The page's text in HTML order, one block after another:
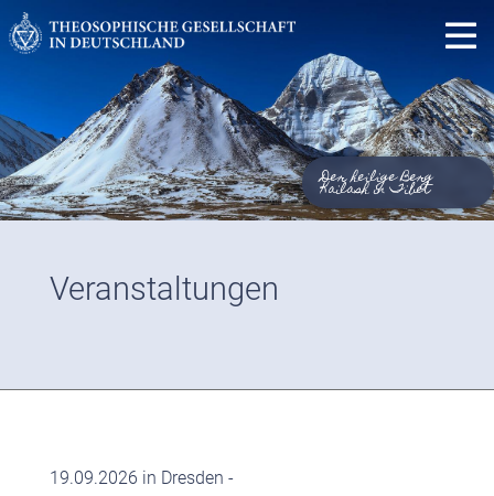
Der heilige Berg
Kailash in Tibet
Veranstaltungen
19.09.2026 in Dresden -